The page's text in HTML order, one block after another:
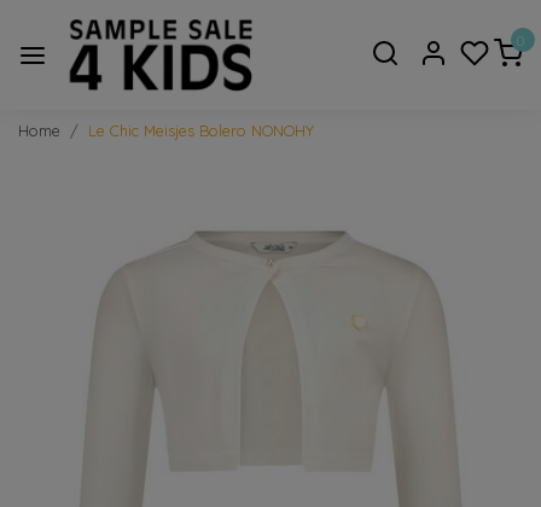
0
Home Le Chic Meisjes Bolero NONOHY